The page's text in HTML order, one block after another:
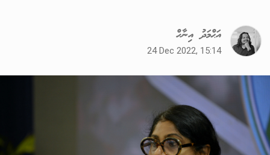
އަޙްމަދު އިނާހް
24 Dec 2022, 15:14